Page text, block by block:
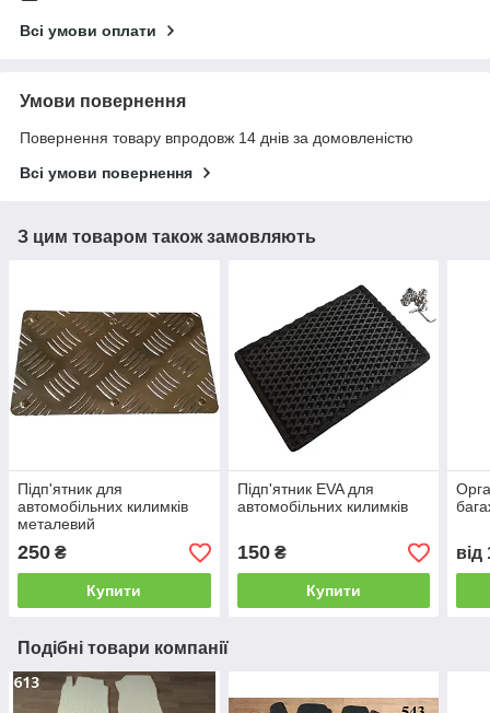
Всі умови оплати
Умови повернення
Повернення товару впродовж 14 днів за домовленістю
Всі умови повернення
З цим товаром також замовляють
Підп'ятник для
автомобільних килимків
металевий
250 ₴
Купити
Підп'ятник EVA для
автомобільних килимків
150₴
Купити
від
Подібні товари компанії